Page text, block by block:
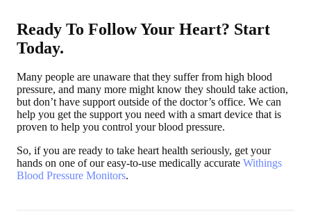
Ready To Follow Your Heart? Start
Today.
Many people are unaware that they suffer from high blood
pressure, and many more might know they should take action,
but don’t have support outside of the doctor’s office. We can
help you get the support you need with a smart device that is
proven to help you control your blood pressure.
So, if you are ready to take heart health seriously, get your
hands on one of our easy-to-use medically accurate Withings
Blood Pressure Monitors.